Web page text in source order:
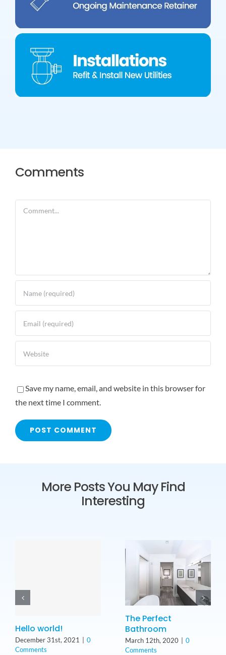
Comments
Comment
Save my name, email, and website in this browser for
the next time I comment.
More Posts You May Find
Interesting
Hello world!
December 31st, 2021
0
Comments
The Perfect
Bathroom
March 12th, 2020
0
Comments